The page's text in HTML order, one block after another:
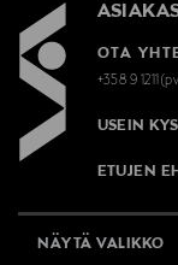
OTA
+358 9
USEIN
ETUJEN
NÄYTÄ VALIKKO